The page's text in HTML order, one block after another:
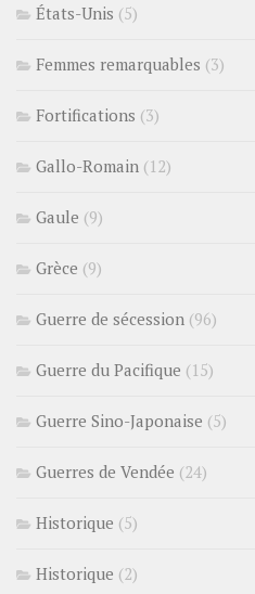
États-Unis (5)
Femmes remarquables (3)
Fortifications (3)
Gallo-Romain (12)
Gaule (9)
Grèce (9)
Guerre de sécession (96)
Guerre du Pacifique (15)
Guerre Sino-Japonaise (5)
Guerres de Vendée (24)
Historique (5)
Historique (2)